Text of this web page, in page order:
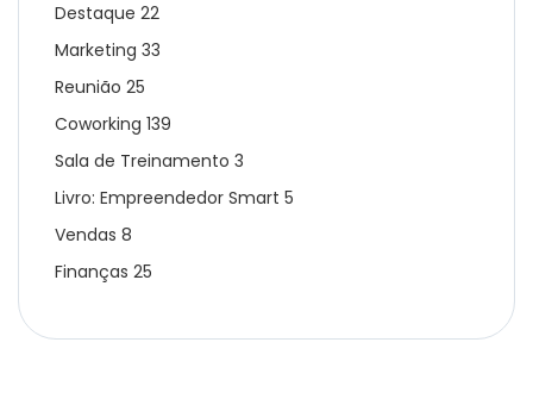
Destaque 22
Marketing 33
Reunião 25
Coworking 139
Sala de Treinamento 3
Livro: Empreendedor Smart 5
Vendas 8
Finanças 25